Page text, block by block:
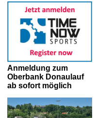
Anmeldung zum
Oberbank Donaulauf
ab sofort möglich